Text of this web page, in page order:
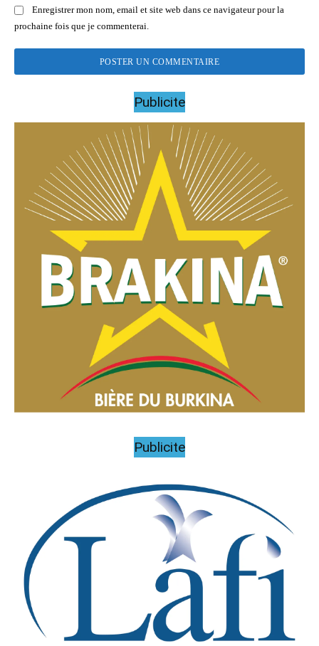
Enregistrer mon nom, email et site web dans ce navigateur pour la
prochaine fois que je commenterai.
Publicite
Publicite